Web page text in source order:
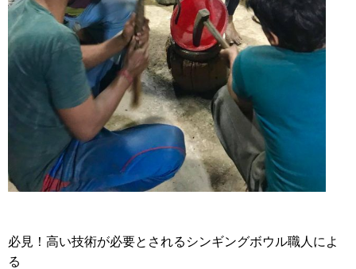
必見！高い技術が必要とされるシンギングボウル職人によ
る